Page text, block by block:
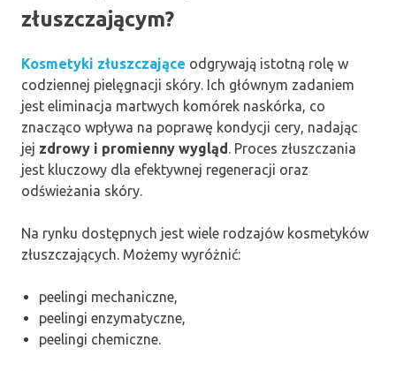
złuszczającym?
Kosmetyki złuszczające odgrywają istotną rolę w
codziennej pielęgnacji skóry. Ich głównym zadaniem
jest eliminacja martwych komórek naskórka, co
znacząco wpływa na poprawę kondycji cery, nadając
jej zdrowy i promienny wygląd. Proces złuszczania
jest kluczowy dla efektywnej regeneracji oraz
odświeżania skóry.
Na rynku dostępnych jest wiele rodzajów kosmetyków
złuszczających. Możemy wyróżnić:
peelingi mechaniczne,
peelingi enzymatyczne,
peelingi chemiczne.